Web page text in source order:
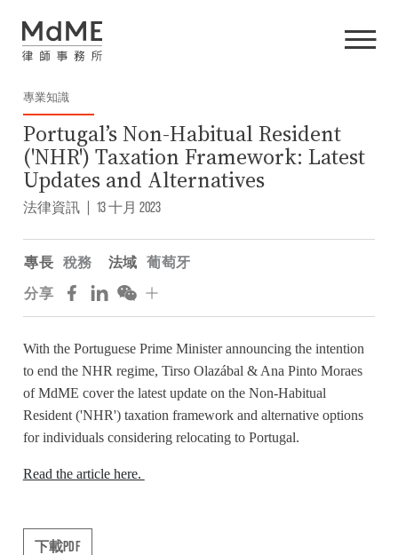
專業知識
Portugal’s Non-Habitual Resident
('NHR') Taxation Framework: Latest
Updates and Alternatives
法律資訊 | 13 十月 2023
專長 稅務 法域
葡萄牙
分享
With the Portuguese Prime Minister announcing the intention
to end the NHR regime, Tirso Olazábal & Ana Pinto Moraes
of MdME cover the latest update on the Non-Habitual
Resident ('NHR') taxation framework and alternative options
for individuals considering relocating to Portugal.
Read the article here.
下載PDF